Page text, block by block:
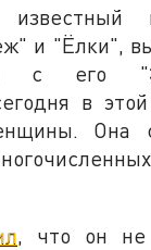
известный
и "Ёлки",
с его
в
Она
, что он не